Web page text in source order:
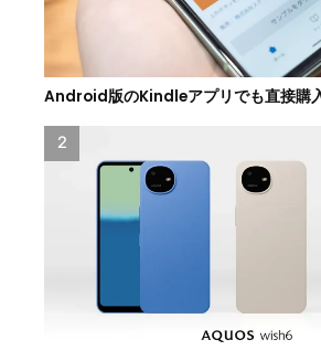
Android版のKindleアプリでも直接購